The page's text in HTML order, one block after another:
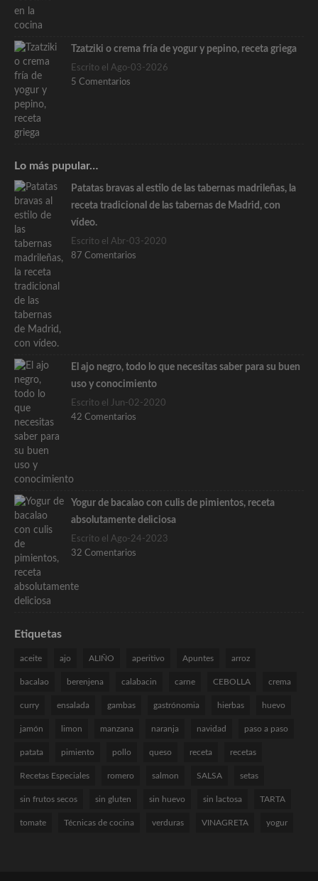
Tzatziki o crema fría de yogur y pepino, receta griega
Escrito el Ago-03-2026
5 Comentarios
Lo más pupular…
Patatas bravas al estilo de las tabernas madrileñas, la
receta tradicional de las tabernas de Madrid, con
vídeo.
Escrito el Abr-03-2020
87 Comentarios
El ajo negro, todo lo que necesitas saber para su buen
uso y conocimiento
Escrito el Jun-02-2020
42 Comentarios
Yogur de bacalao con culis de pimientos, receta
absolutamente deliciosa
Escrito el Ago-24-2023
32 Comentarios
Etiquetas
aceite ajo ALIÑO aperitivo Apuntes arroz
bacalao berenjena calabacin carne CEBOLLA crema
curry ensalada gambas gastrónomia hierbas huevo
jamón limon manzana naranja navidad paso a paso
patata pimiento pollo queso receta recetas
Recetas Especiales romero salmon SALSA setas
sin frutos secos sin gluten sin huevo sin lactosa TARTA
tomate Técnicas de cocina verduras VINAGRETA yogur